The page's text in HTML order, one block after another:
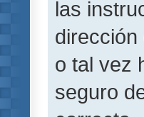
las
o tal vez
seguro